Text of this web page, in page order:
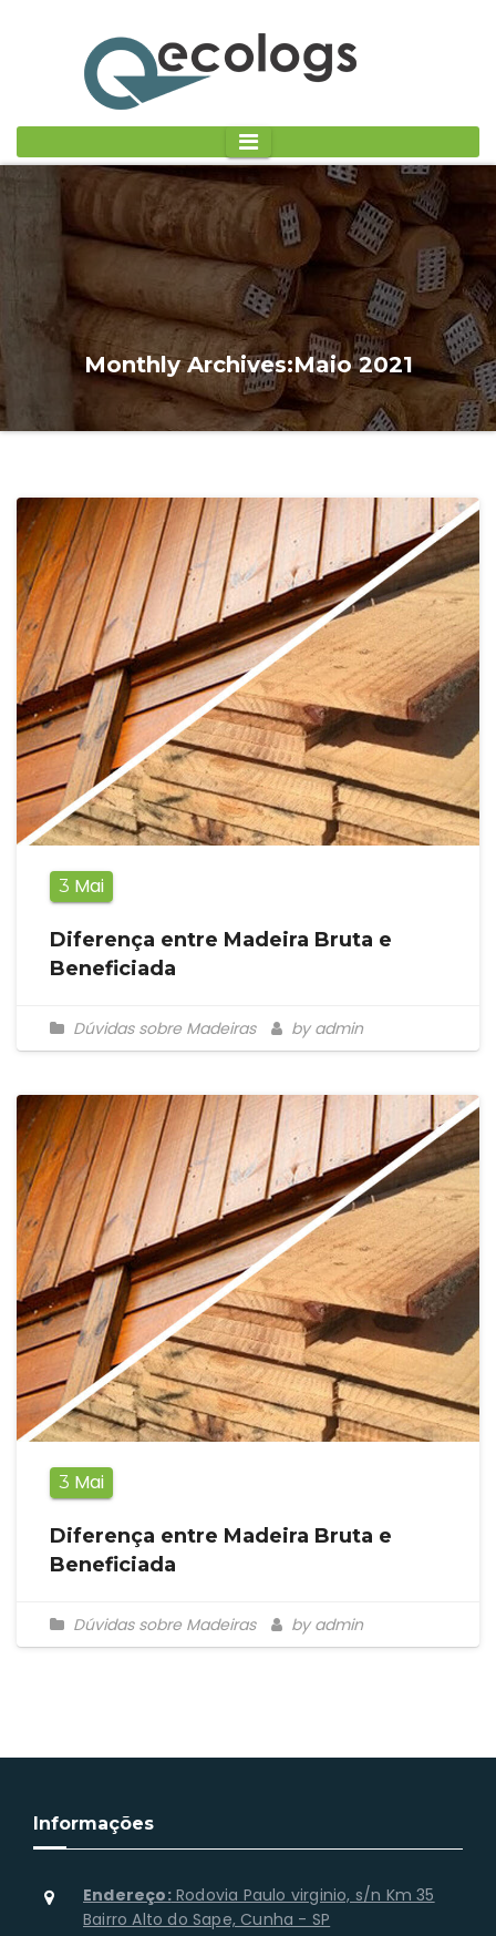
Monthly Archives:Maio 2021
3 Mai
Diferença entre Madeira Bruta e
Beneficiada
Dúvidas sobre Madeiras by admin
3 Mai
Diferença entre Madeira Bruta e
Beneficiada
Dúvidas sobre Madeiras by admin
Informações
Endereço:Rodovia Paulo virginio, s/n Km 35
Bairro Alto do Sape, Cunha - SP